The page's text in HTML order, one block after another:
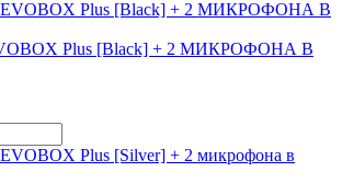
Plus [Black] + 2 МИКРОФОНА В